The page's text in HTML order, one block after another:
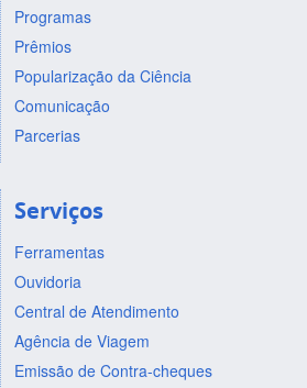
Programas
Prêmios
Popularização da Ciência
Comunicação
Parcerias
Serviços
Ferramentas
Ouvidoria
Central de Atendimento
Agência de Viagem
Emissão de Contra-cheques